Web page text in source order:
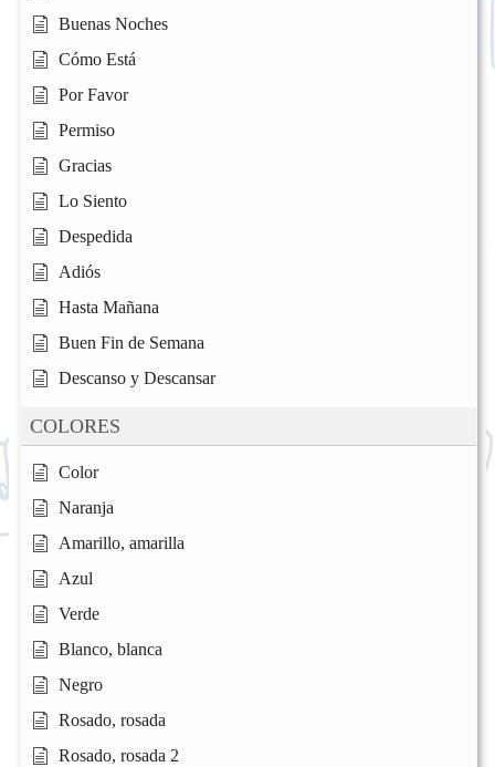
Buenas Noches
Cómo Está
Por Favor
Permiso
Gracias
Lo Siento
Despedida
Adiós
Hasta Mañana
Buen Fin de Semana
Descanso y Descansar
COLORES
Color
Naranja
Amarillo, amarilla
Azul
Verde
Blanco, blanca
Negro
Rosado, rosada
Rosado, rosada 2